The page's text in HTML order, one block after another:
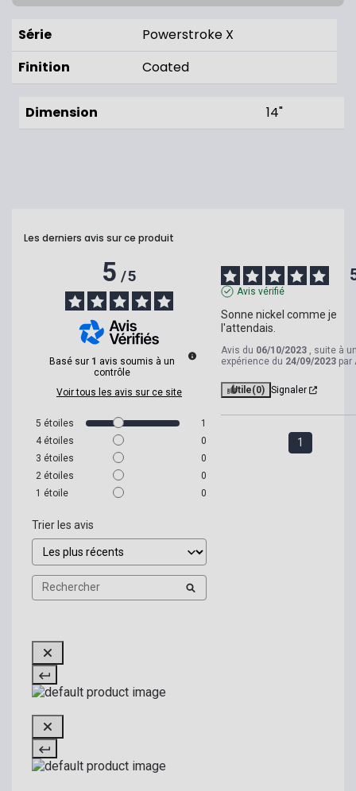
Série
Powerstroke X
Finition
Coated
Dimension 14"
Les derniers avis sur ce produit
5/5
Basé sur 1 avis soumis à un
contrôle
Voir tous les avis sur ce site
5 étoiles
1
4 étoiles
0
3 étoiles
0
2 étoiles
0
1 étoile 0
Trier les avis
Avis vérifié
Sonne nickel comme je
l'attendais.
Avis du 06/10/2023 , suite à
expérience du 24/09/2023 par
Utile(0) Signaler
1